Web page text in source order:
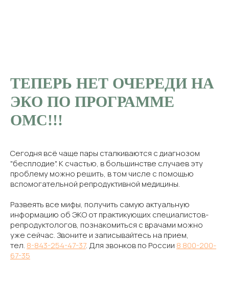
ТЕПЕРЬ НЕТ ОЧЕРЕДИ НА
ЭКО ПО ПРОГРАММЕ
ОМС!!!
Сегодня всё чаще пары сталкиваются с диагнозом
"бесплодие". К счастью, в большинстве случаев эту
проблему можно решить, в том числе с помощью
вспомогательной репродуктивной медицины.
Развеять все мифы, получить самую актуальную
информацию об ЭКО от практикующих специалистов-
репродуктологов, познакомиться с врачами можно
уже сейчас. Звоните и записывайтесь на прием,
тел. 8-843-254-47-37. Для звонков по России 8 800-200-
67-35